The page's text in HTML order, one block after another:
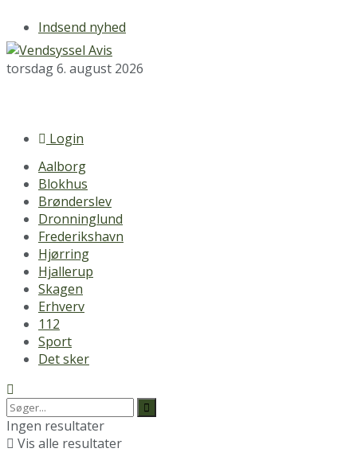
Indsend nyhed
torsdag 6. august 2026
Login
Aalborg
Blokhus
Brønderslev
Dronninglund
Frederikshavn
Hjørring
Hjallerup
Skagen
Erhverv
112
Sport
Det sker
Ingen resultater
Vis alle resultater